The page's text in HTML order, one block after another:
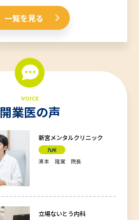
一覧を見る
VOICE
開業医の声
新宮メンタルクリニック
九州
濱本 隆寛 院長
立場ないとう内科